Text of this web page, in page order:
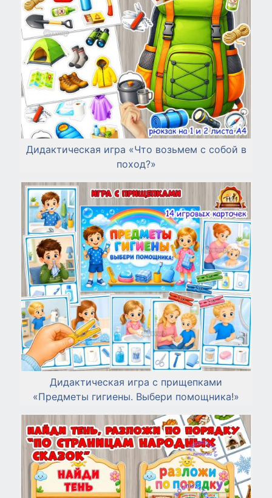
Дидактическая игра «Что возьмем с собой в
поход?»
Дидактическая игра с прищепками
«Предметы гигиены. Выбери помощника!»